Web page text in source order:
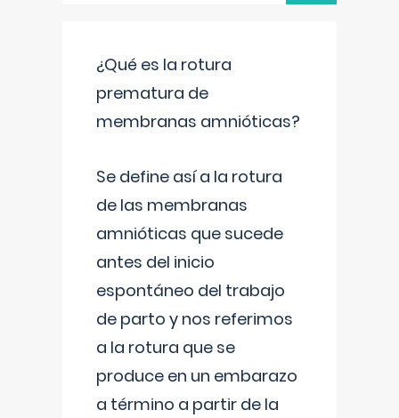
¿Qué es la rotura
prematura de
membranas amnióticas?
Se define así a la rotura
de las membranas
amnióticas que sucede
antes del inicio
espontáneo del trabajo
de parto y nos referimos
a la rotura que se
produce en un embarazo
a término a partir de la